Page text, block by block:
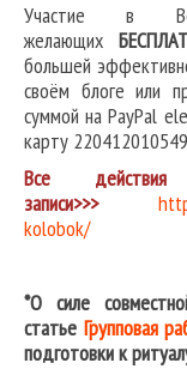
Участие в
желающих
большей
своём блоге или
суммой на PayPal
карту
Все
записи>>>
kolobok/
*О силе
статье Групповая
подготовки к